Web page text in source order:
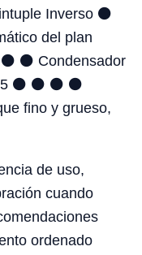
Inverso ⚫
del plan
⚫ Condensador
⚫ ⚫ ⚫ ⚫
fino y grueso,
de uso,
cuando
ordenado